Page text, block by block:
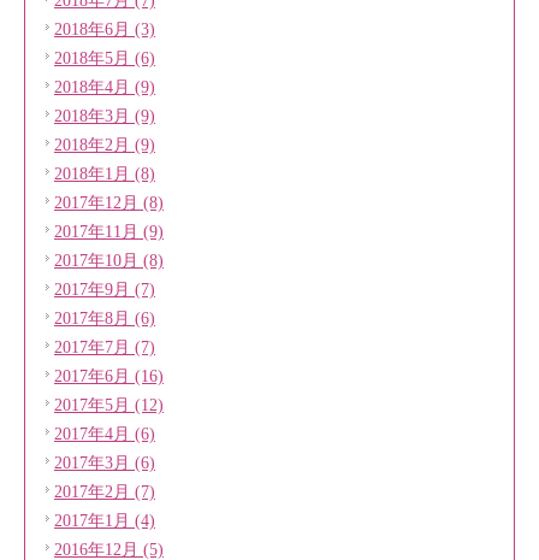
2018年6月 (3)
2018年5月 (6)
2018年4月 (9)
2018年3月 (9)
2018年2月 (9)
2018年1月 (8)
2017年12月 (8)
2017年11月 (9)
2017年10月 (8)
2017年9月 (7)
2017年8月 (6)
2017年7月 (7)
2017年6月 (16)
2017年5月 (12)
2017年4月 (6)
2017年3月 (6)
2017年2月 (7)
2017年1月 (4)
2016年12月 (5)